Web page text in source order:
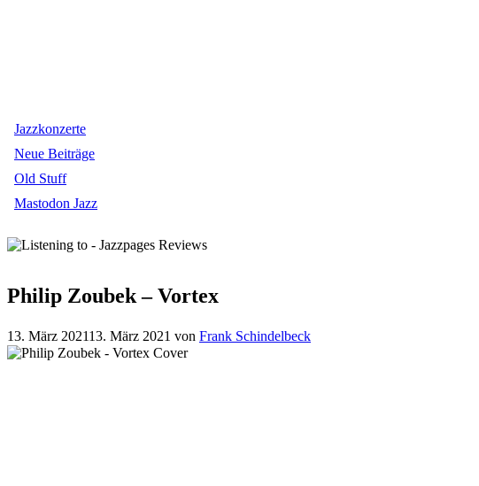
Jazzkonzerte
Neue Beiträge
Old Stuff
Mastodon Jazz
Philip Zoubek – Vortex
13. März 202113. März 2021 von Frank Schindelbeck